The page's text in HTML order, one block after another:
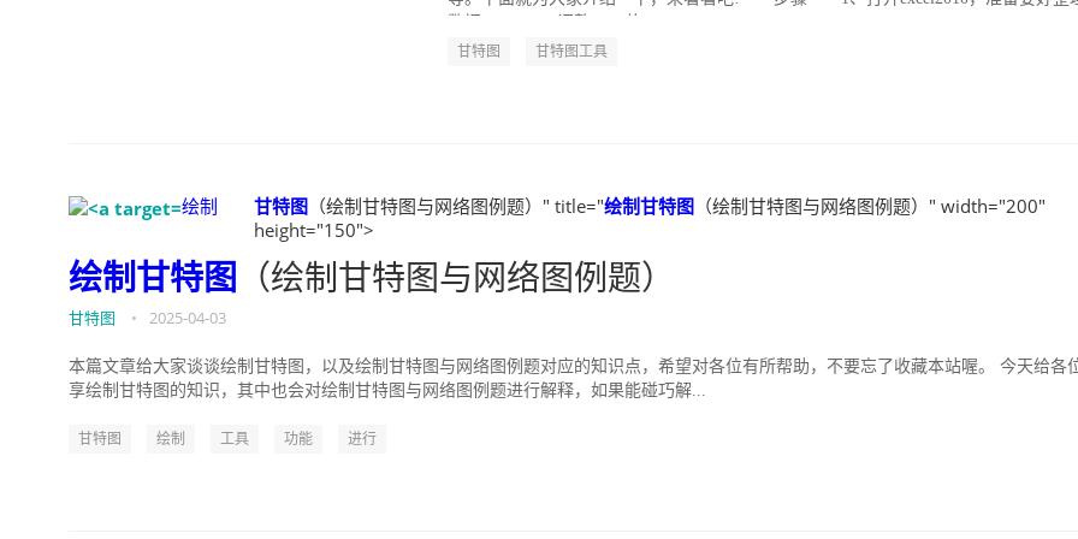
甘特图 甘特图工具
绘制 甘特图 （绘制甘特图与网络图例题）" title="绘制甘特图 （绘制甘特图与网络图例题）" width="200"
height="150">
绘制甘特图 （绘制甘特图与网络图例题）
甘特图 • 2025-04-03
本篇文章给大家谈谈绘制甘特图，以及绘制甘特图与网络图例题对应的知识点，希望对各位有所帮助，不要忘了收藏本站喔。 今天给各
享绘制甘特图的知识，其中也会对绘制甘特图与网络图例题进行解释，如果能碰巧解...
甘特图 绘制 工具 功能 进行